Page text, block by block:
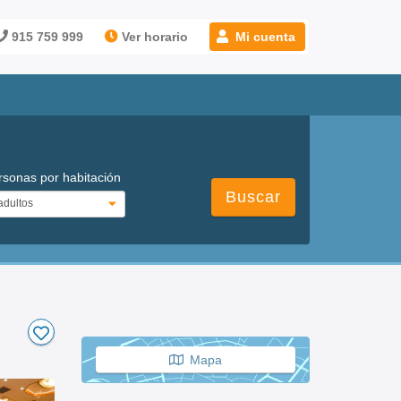
915 759 999 Ver horario Mi cuenta
por habitación
Buscar
Mapa